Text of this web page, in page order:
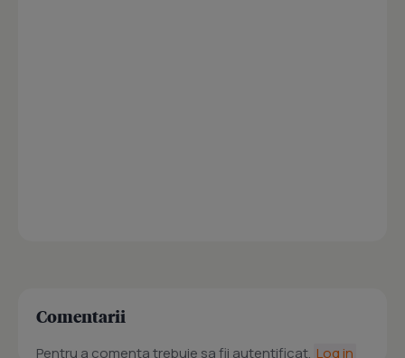
Comentarii
Pentru a comenta trebuie sa fii autentificat. Log in